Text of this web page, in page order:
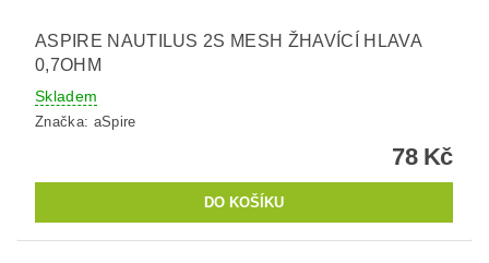
ASPIRE NAUTILUS 2S MESH ŽHAVÍCÍ HLAVA
0,7OHM
Skladem
Značka: aSpire
78 Kč